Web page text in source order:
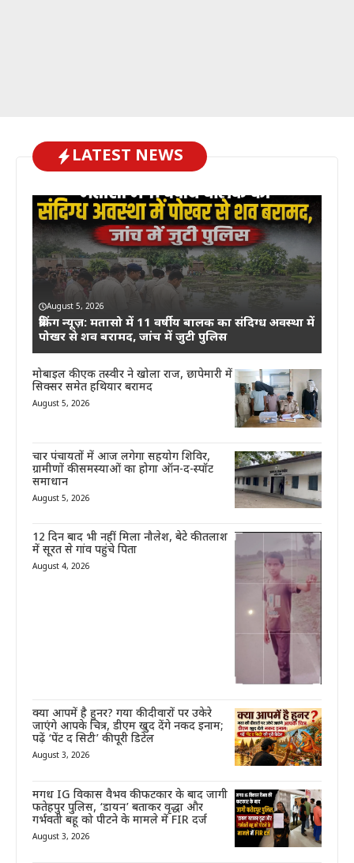
LATEST NEWS
August 5, 2026
ब्रेकिंग न्यूज़: मतासो में 11 वर्षीय बालक का संदिग्ध अवस्था में
पोखर से शव बरामद, जांच में जुटी पुलिस
मोबाइल की एक तस्वीर ने खोला राज, छापेमारी में
सिक्सर समेत हथियार बरामद
August 5, 2026
चार पंचायतों में आज लगेगा सहयोग शिविर,
ग्रामीणों की समस्याओं का होगा ऑन-द-स्पॉट
समाधान
August 5, 2026
12 दिन बाद भी नहीं मिला नौलेश, बेटे की तलाश
में सूरत से गांव पहुंचे पिता
August 4, 2026
क्या आपमें है हुनर? गया की दीवारों पर उकेरे
जाएंगे आपके चित्र, डीएम खुद देंगे नकद इनाम;
पढ़ें ‘पेंट द सिटी’ की पूरी डिटेल
August 3, 2026
मगध IG विकास वैभव की फटकार के बाद जागी
फतेहपुर पुलिस, ‘डायन’ बताकर वृद्धा और
गर्भवती बहू को पीटने के मामले में FIR दर्ज
August 3, 2026